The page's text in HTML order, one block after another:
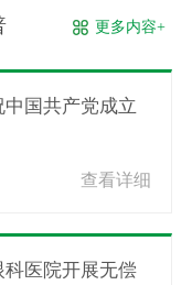
更多内容+
查看详细
医院开展无偿